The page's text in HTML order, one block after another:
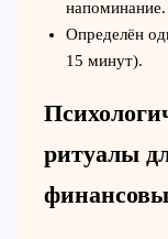
напоминание.
Определён
15 минут).
ритуалы